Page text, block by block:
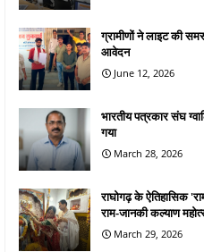
ग्रामीणों ने लाइट की
आवेदन
June 12, 2026
भारतीय पत्रकार संघ
गया
March 28, 2026
राघोगढ़ के ऐतिहासिक
राम-जानकी कल्याण
March 29, 2026